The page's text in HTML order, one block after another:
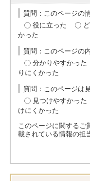
質問：このページの
役に立った
かった
質問：このページの
分かりやすかった
りにくかった
質問：このページは
見つけやすかった
けにくかった
このページに関するご
載されている情報の担